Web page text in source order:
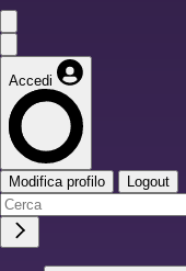
Accedi
Modifica profilo Logout